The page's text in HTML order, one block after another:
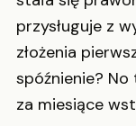
przysługuje z
złożenia
spóźnienie?
za miesiące